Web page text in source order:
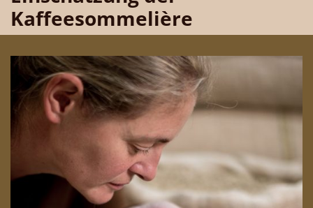
Kaffeesommelière